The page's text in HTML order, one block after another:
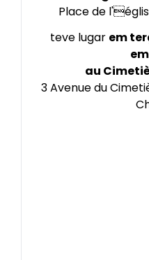
Place de
teve lugar em
au
3 Avenue du